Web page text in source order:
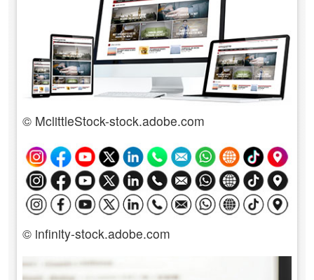
© MclittleStock-stock.adobe.com
© infinity-stock.adobe.com